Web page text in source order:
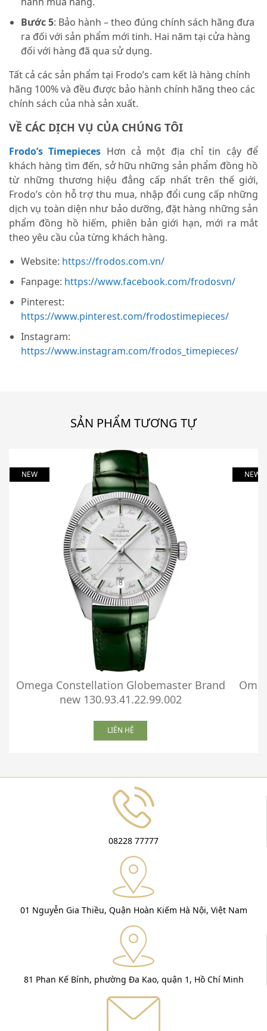
Bước 5: Bảo hành – theo đúng chính sách hãng đưa
ra đối với sản phẩm mới tinh. Hai năm tại cửa hàng
đối với hàng đã qua sử dụng.
Tất cả các sản phẩm tại Frodo’s cam kết là hàng chính
hãng 100% và đều được bảo hành chính hãng theo các
chính sách của nhà sản xuất.
VỀ CÁC DỊCH VỤ CỦA CHÚNG TÔI
Frodo’s Timepieces Hơn cả một địa chỉ tin cậy để
khách hàng tìm đến, sở hữu những sản phẩm đồng hồ
từ những thương hiệu đẳng cấp nhất trên thế giới,
Frodo’s còn hỗ trợ thu mua, nhập đổi cung cấp những
dịch vụ toàn diện như bảo dưỡng, đặt hàng những sản
phẩm đồng hồ hiếm, phiên bản giới hạn, mới ra mắt
theo yêu cầu của từng khách hàng.
Website: https://frodos.com.vn/
Fanpage: https://www.facebook.com/frodosvn/
Pinterest:
https://www.pinterest.com/frodostimepieces/
Instagram:
https://www.instagram.com/frodos_timepieces/
SẢN PHẨM TƯƠNG TỰ
NEW
Omega Constellation Globemaster Brand
new 130.93.41.22.99.002
LIÊN HỆ
NEW
08228 77777
01 Nguyễn Gia Thiều, Quận Hoàn Kiếm Hà Nội, Việt Nam
81 Phan Kế Bính, phường Đa Kao, quận 1, Hồ Chí Minh